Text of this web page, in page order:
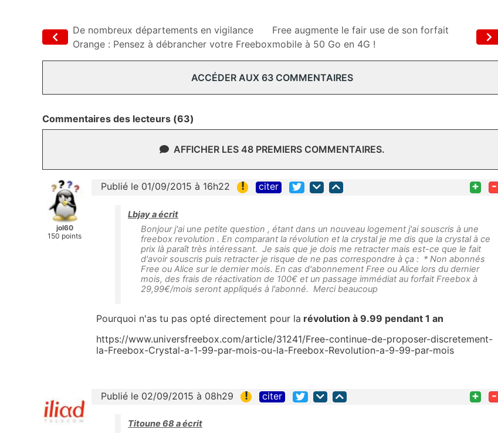
De nombreux départements en vigilance
Orange : Pensez à débrancher votre Freebox
Free augmente le fair use de son forfait
mobile à 50 Go en 4G !
ACCÉDER AUX 63 COMMENTAIRES
Commentaires des lecteurs (63)
AFFICHER LES 48 PREMIERS COMMENTAIRES.
jol60
150 points
Publié le 01/09/2015 à 16h22 ! citer + -
Lbjay a écrit
Bonjour j'ai une petite question , étant dans un nouveau logement j'ai souscris à une
freebox revolution . En comparant la révolution et la crystal je me dis que la crystal à ce
prix là paraît très intéressant. Je sais que je dois me retracter mais est-ce que le fait
d'avoir souscris puis retracter je risque de ne pas correspondre à ça : * Non abonnés
Free ou Alice sur le dernier mois. En cas d'abonnement Free ou Alice lors du dernier
mois, des frais de réactivation de 100€ et un passage immédiat au forfait Freebox à
29,99€/mois seront appliqués à l'abonné. Merci beaucoup
Pourquoi n'as tu pas opté directement pour la révolution à 9.99 pendant 1 an
https://www.universfreebox.com/article/31241/Free-continue-de-proposer-discretement-
la-Freebox-Crystal-a-1-99-par-mois-ou-la-Freebox-Revolution-a-9-99-par-mois
Publié le 02/09/2015 à 08h29 ! citer + -
Titoune 68 a écrit